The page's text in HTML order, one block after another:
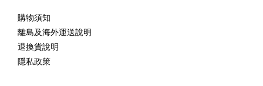
購物須知
離島及海外運送說明
退換貨說明
隱私政策